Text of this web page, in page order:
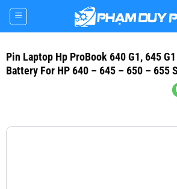
Skip
content
Pin Laptop Hp ProBook 640 G1, 645
Battery For HP 640 – 645 – 650 – 655